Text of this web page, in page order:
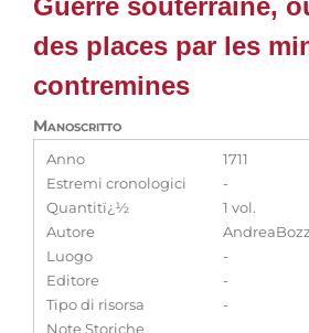
Guerre souterraine,
des places par les
contremines
Manoscritto
Anno
1711
Estremi cronologici
-
Quantitï¿½
1 vol.
Autore
Luogo
-
Editore
-
Tipo di risorsa
-
Note Storiche